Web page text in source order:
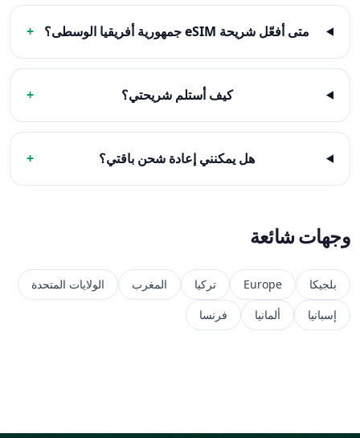
متى أفعّل شريحة eSIM جمهورية أفريقيا الوسطى؟ +
كيف أستلم شريحتي؟ +
هل يمكنني إعادة شحن باقتي؟ +
وجهات شائعة
بلجيكا Europe تركيا المغرب
الولايات المتحدة
إسبانيا
ألمانيا فرنسا